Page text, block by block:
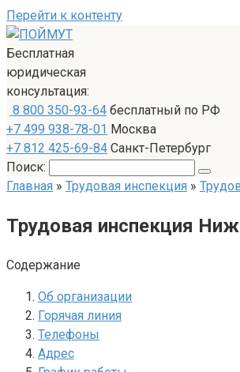
Перейти к контенту
Бесплатная
юридическая
консультация:
8 800 350-93-64 бесплатный по РФ
+7 499 938-78-01 Москва
+7 812 425-69-84 Санкт-Петербург
Поиск:
Главная » Трудовая инспекция »
Трудовая инспекция
Содержание
Об организации
Горячая линия
Телефоны
Адрес